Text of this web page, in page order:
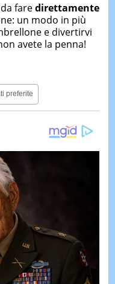
faredirettamente
un modo in più
e divertirvi
avete la penna!
preferite